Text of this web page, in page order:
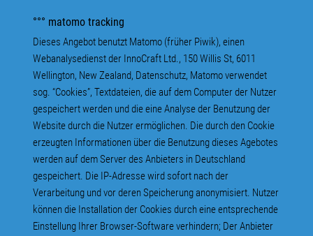
°°° matomo tracking
Dieses Angebot benutzt Matomo (früher Piwik), einen
Webanalysedienst der InnoCraft Ltd., 150 Willis St, 6011
Wellington, New Zealand, Datenschutz, Matomo verwendet
sog. “Cookies”, Textdateien, die auf dem Computer der Nutzer
gespeichert werden und die eine Analyse der Benutzung der
Website durch die Nutzer ermöglichen. Die durch den Cookie
erzeugten Informationen über die Benutzung dieses Agebotes
werden auf dem Server des Anbieters in Deutschland
gespeichert. Die IP-Adresse wird sofort nach der
Verarbeitung und vor deren Speicherung anonymisiert. Nutzer
können die Installation der Cookies durch eine entsprechende
Einstellung Ihrer Browser-Software verhindern; Der Anbieter